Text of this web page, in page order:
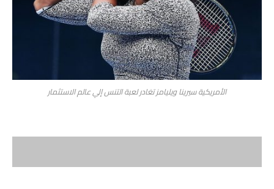
الأمريكية سيرينا ويليامز تغادر لعبة التنس إلي عالم الاستثمار